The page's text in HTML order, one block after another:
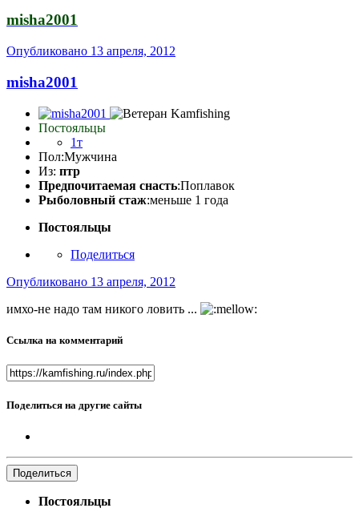
misha2001
Опубликовано 13 апреля, 2012
misha2001
Постояльцы
1т
Пол:Мужчина
Из: птр
Предпочитаемая снасть:Поплавок
Рыболовный стаж:меньше 1 года
Постояльцы
Поделиться
Опубликовано 13 апреля, 2012
имхо-не надо там никого ловить ...
Ссылка на комментарий
Поделиться на другие сайты
Поделиться
Постояльцы